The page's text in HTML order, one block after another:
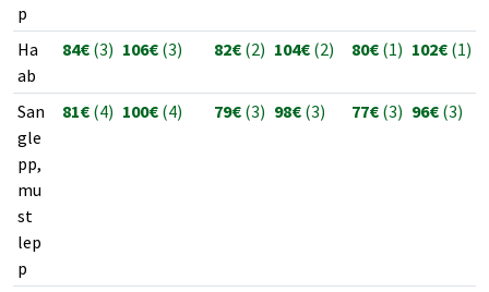
p
Ha
ab
84€ (3) 106€ (3) 82€ (2) 104€ (2) 80€ (1) 102€ (1)
San
gle
pp,
mu
st
lep
p
81€ (4) 100€ (4) 79€ (3) 98€ (3) 77€ (3) 96€ (3)